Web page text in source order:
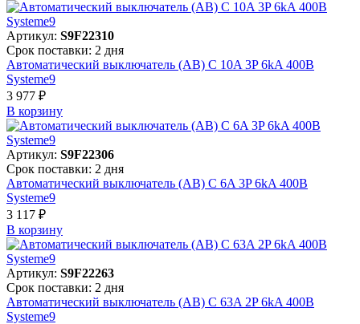
Артикул: S9F22310
Срок поставки: 2 дня
Автоматический выключатель (АВ) C 10A 3P 6kA 400В
Systeme9
3 977 ₽
В корзинy
Артикул: S9F22306
Срок поставки: 2 дня
Автоматический выключатель (АВ) C 6A 3P 6kA 400В
Systeme9
3 117 ₽
В корзинy
Артикул: S9F22263
Срок поставки: 2 дня
Автоматический выключатель (АВ) C 63A 2P 6kA 400В
Systeme9